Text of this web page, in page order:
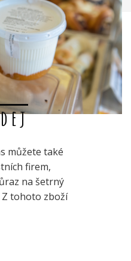
můžete také
firem,
na šetrný
tohoto zboží